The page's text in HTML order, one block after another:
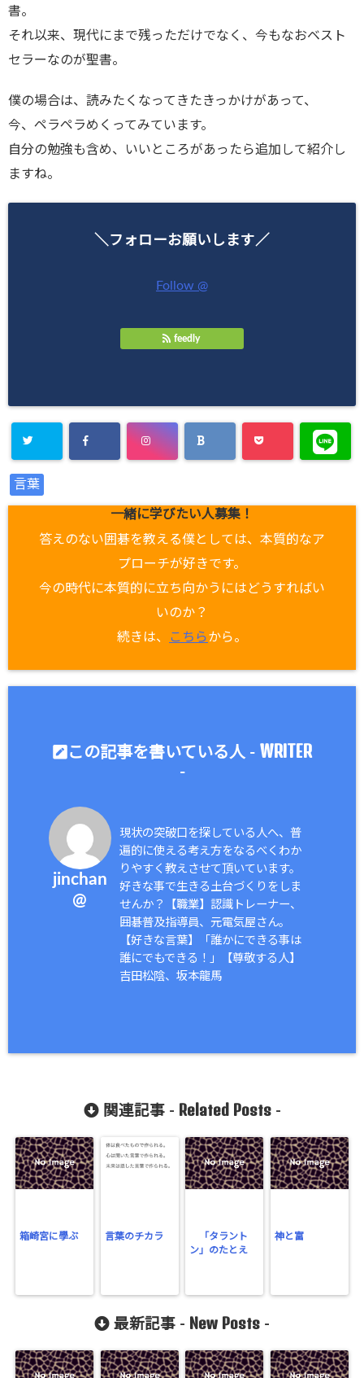
書。
それ以来、現代にまで残っただけでなく、今もなおベスト
セラーなのが聖書。
僕の場合は、読みたくなってきたきっかけがあって、
今、ペラペラめくってみています。
自分の勉強も含め、いいところがあったら追加して紹介し
ますね。
＼フォローお願いします／
Follow @
feedly
言葉
一緒に学びたい人募集！
答えのない囲碁を教える僕としては、本質的なア
プローチが好きです。
今の時代に本質的に立ち向かうにはどうすればい
いのか？
続きは、
こちらから。
この記事を書いている人 - WRITER
-
jinchan
@
現状の突破口を探している人へ、普
遍的に使える考え方をなるべくわか
りやすく教えさせて頂いています。
好きな事で生きる土台づくりをしま
せんか？【職業】認識トレーナー、
囲碁普及指導員、元電気屋さん。
【好きな言葉】「誰かにできる事は
誰にでもできる！」【尊敬する人】
吉田松陰、坂本龍馬
関連記事 - Related Posts-
箱崎宮に學ぶ 言葉のチカラ
「タラント
ン」のたとえ
神と富
最新記事 - New Posts -